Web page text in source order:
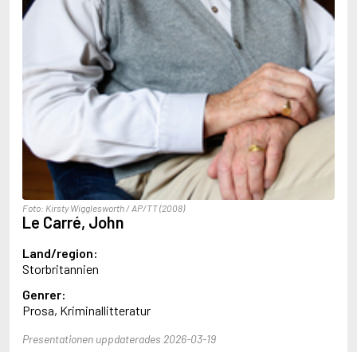
Abrahamson, Emmy
Abse, Dannie
Abu-Jaber, Diana
Abulhawa, Susan
Aburas, Lone
Achebe, Chinua
Achmatova, Anna
Aciman, André
Ackebo, Lena
Acker, Kathy
Ackroyd, Peter
Adam de la Halle
Adamov, Arthur
Adams, Douglas
Adams, Herbert
Adams, Jane
Adams, Richard
Adbåge, Emma
Adbåge, Lisen
Adelborg, Ottilia
Adiga, Aravind
Foto: Kirsty Wigglesworth / AP/TT (2008)
Le Carré, John
Land/region:
Storbritannien
Genrer:
Prosa, Kriminallitteratur
Presentationen uppdaterades 2026-03-19